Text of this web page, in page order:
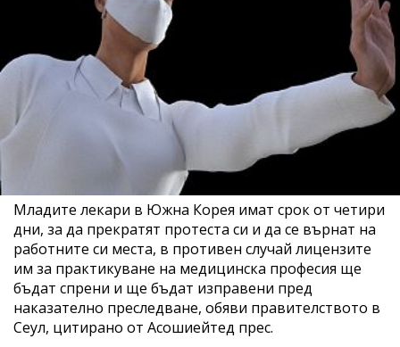
Младите лекари в Южна Корея имат срок от четири
дни, за да прекратят протеста си и да се върнат на
работните си места, в противен случай лицензите
им за практикуване на медицинска професия ще
бъдат спрени и ще бъдат изправени пред
наказателно преследване, обяви правителството в
Сеул, цитирано от Асошиейтед прес.